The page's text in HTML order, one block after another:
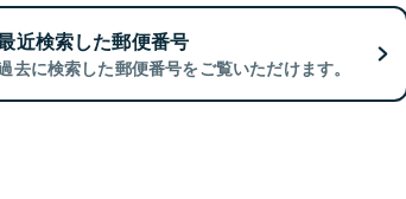
近検索した郵便番号
去に検索した郵便番号をご覧いただけます。